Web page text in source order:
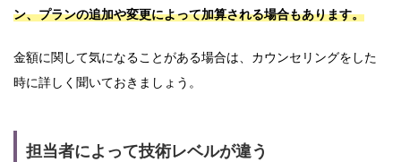
ン、プランの追加や変更によって加算される場合もあります。
金額に関して気になることがある場合は、カウンセリングをした
時に詳しく聞いておきましょう。
担当者によって技術レベルが違う